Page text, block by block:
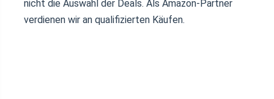
nicht die Auswahl der Deals. Als Amazon-Partner
verdienen wir an qualifizierten Käufen.